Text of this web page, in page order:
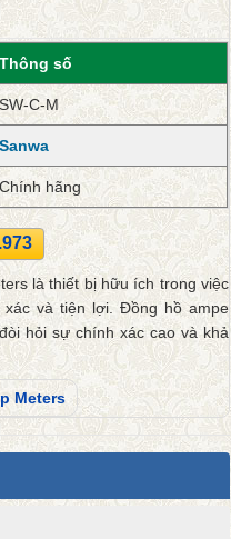
Thông số
SW-C-M
Sanwa
Chính hãng
là thiết bị hữu ích trong việc
và tiện lợi. Đồng hồ ampe
hỏi sự chính xác cao và khả
Meters